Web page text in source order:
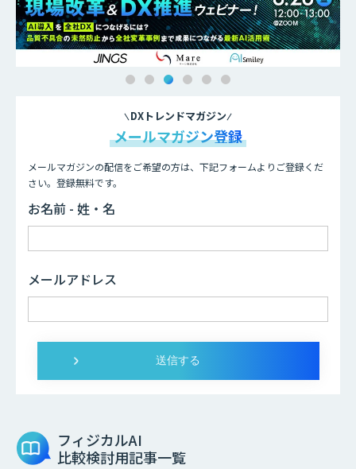
DXトレンドマガジン
メールマガジン登録
メールマガジンの配信をご希望の方は、下記フォームよりご登録くだ
さい。登録無料です。
お名前 - 姓・名
メールアドレス
フィジカルAI
比較検討用記事一覧